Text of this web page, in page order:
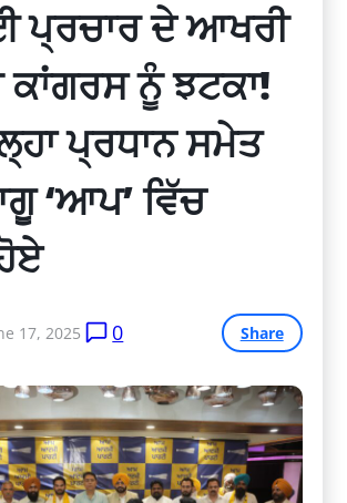
ਪ੍ਰਚਾਰ ਦੇ ਆਖਰੀ
ਕਾਂਗਰਸ ਨੂੰ ਝਟਕਾ!
ਪ੍ਰਧਾਨ ਸਮੇਤ
‘ਆਪ’ ਵਿੱਚ
17, 2025 0 Share